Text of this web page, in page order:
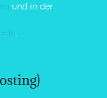
und in der
.